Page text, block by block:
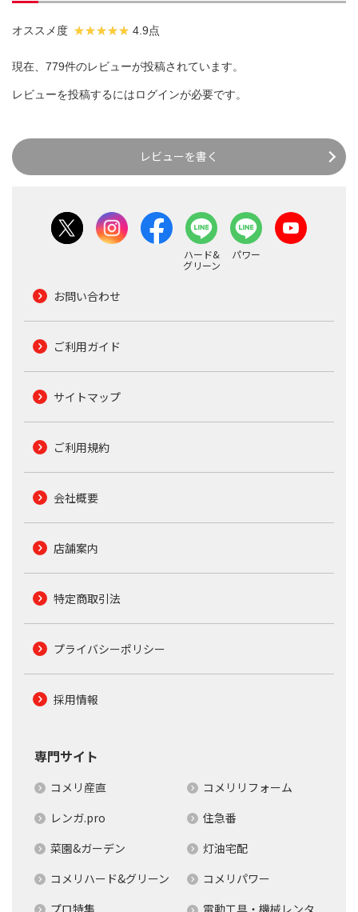
オススメ度 4.9点
現在、779件のレビューが投稿されています。
レビューを投稿するにはログインが必要です。
レビューを書く
ハード&
グリーン
パワー
お問い合わせ
ご利用ガイド
サイトマップ
ご利用規約
会社概要
店舗案内
特定商取引法
プライバシーポリシー
採用情報
専門サイト
コメリ産直
コメリリフォーム
レンガ.pro
住急番
菜園&ガーデン
灯油宅配
コメリハード&グリーン
コメリパワー